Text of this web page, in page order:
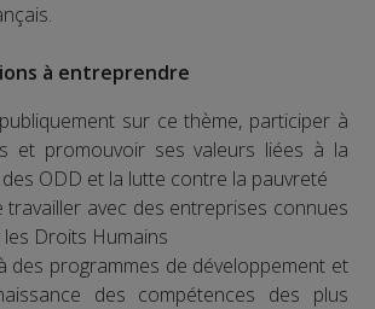
à entreprendre
publiquement sur ce thème, participer à
et promouvoir ses valeurs liées à la
ODD et la lutte contre la pauvreté
travailler avec des entreprises connues
Droits Humains
des programmes de développement et
des compétences des plus